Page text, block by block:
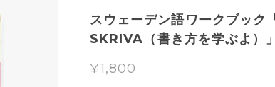
スウェーデン語ワークブッ
SKRIVA（書き方を学ぶよ）
¥1,800